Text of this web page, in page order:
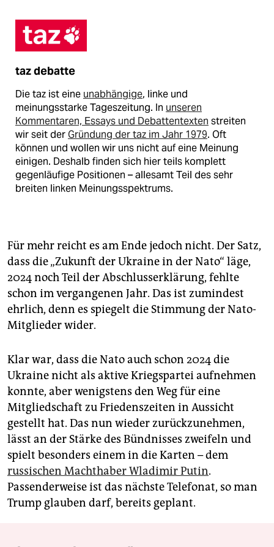
taz debatte
Die taz ist eine unabhängige, linke und
meinungsstarke Tageszeitung. In unseren
Kommentaren, Essays und Debattentexten streiten
wir seit derGründung der taz im Jahr 1979. Oft
können und wollen wir uns nicht auf eine Meinung
einigen. Deshalb finden sich hier teils komplett
gegenläufige Positionen – allesamt Teil des sehr
breiten linken Meinungsspektrums.
Für mehr reicht es am Ende jedoch nicht. Der Satz,
dass die „Zukunft der Ukraine in der Nato“ läge,
2024 noch Teil der Abschlusserklärung, fehlte
schon im vergangenen Jahr. Das ist zumindest
ehrlich, denn es spiegelt die Stimmung der Nato-
Mitglieder wider.
Klar war, dass die Nato auch schon 2024 die
Ukraine nicht als aktive Kriegspartei aufnehmen
konnte, aber wenigstens den Weg für eine
Mitgliedschaft zu Friedenszeiten in Aussicht
gestellt hat. Das nun wieder zurückzunehmen,
lässt an der Stärke des Bündnisses zweifeln und
spielt besonders einem in die Karten – dem
russischen Machthaber Wladimir Putin.
Passenderweise ist das nächste Telefonat, so man
Trump glauben darf, bereits geplant.